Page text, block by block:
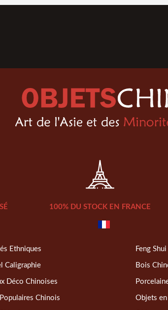
100% DU STOCK EN FRANCE
Ethniques
Caligraphie
Déco Chinoises
Chinois
Feng Shui
Bois
Objets en